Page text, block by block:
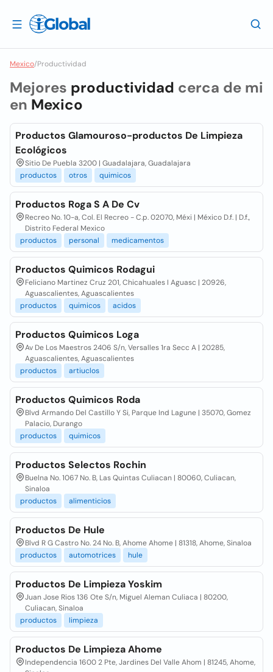
Mexico/Productividad
Mejores productividad cerca de mi
en Mexico
Productos Glamouroso-productos De Limpieza
Ecológicos
Sitio De Puebla 3200 | Guadalajara, Guadalajara
productos
otros quimicos
Productos Roga S A De Cv
Recreo No. 10-a, Col. El Recreo - C.p. 02070, Méxi | México D.f. | D.f.,
Distrito Federal Mexico
productos
personal medicamentos
Productos Quimicos Rodagui
Feliciano Martinez Cruz 201, Chicahuales I Aguasc | 20926,
Aguascalientes, Aguascalientes
productos
quimicos acidos
Productos Quimicos Loga
Av De Los Maestros 2406 S/n, Versalles 1ra Secc A | 20285,
Aguascalientes, Aguascalientes
productos
artiuclos
Productos Quimicos Roda
Blvd Armando Del Castillo Y Si, Parque Ind Lagune | 35070, Gomez
Palacio, Durango
productos
quimicos
Productos Selectos Rochin
Buelna No. 1067 No. B, Las Quintas Culiacan | 80060, Culiacan,
Sinaloa
productos
alimenticios
Productos De Hule
Blvd R G Castro No. 24 No. B, Ahome Ahome | 81318, Ahome, Sinaloa
productos
automotrices hule
Productos De Limpieza Yoskim
Juan Jose Rios 136 Ote S/n, Miguel Aleman Culiaca | 80200,
Culiacan, Sinaloa
productos
limpieza
Productos De Limpieza Ahome
Independencia 1600 2 Pte, Jardines Del Valle Ahom | 81245, Ahome,